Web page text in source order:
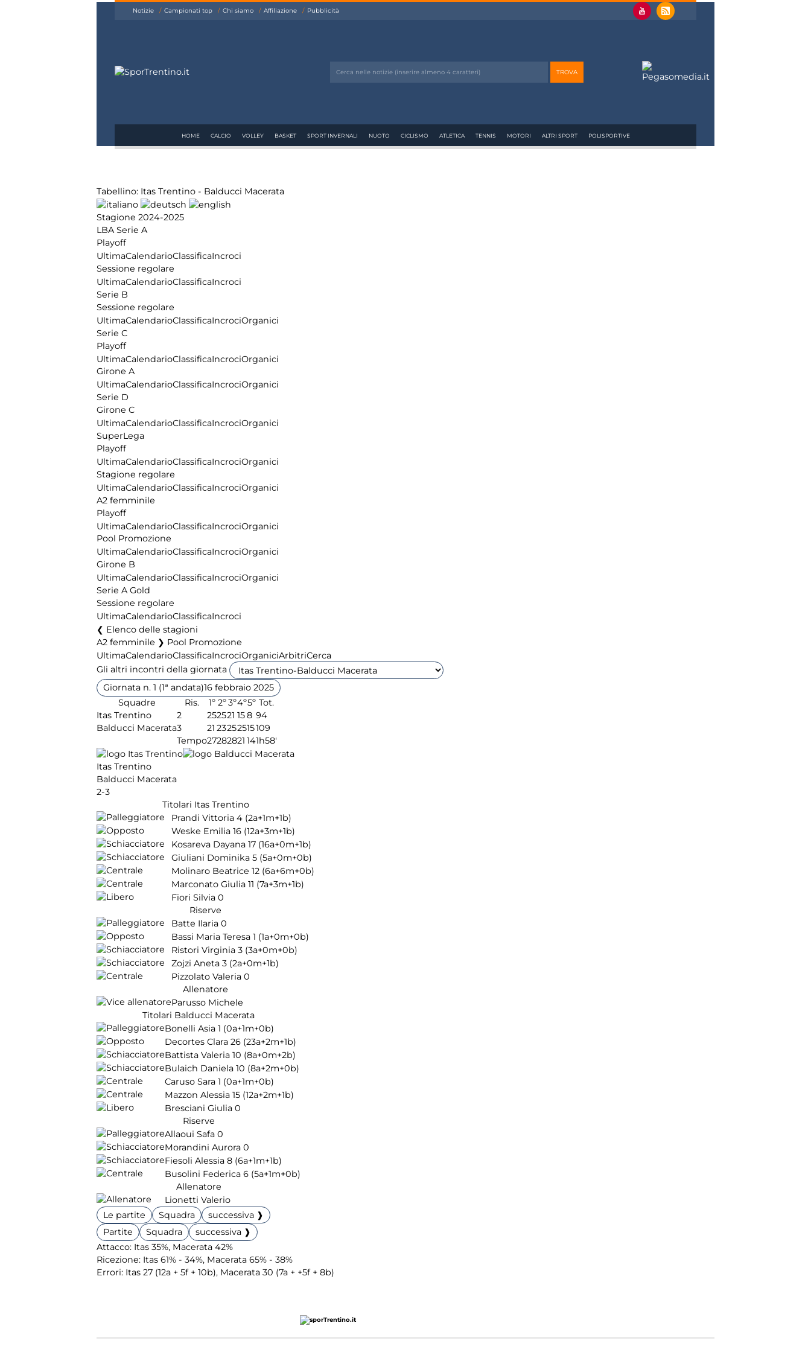
Notizie Campionati top Chi siamo Affiliazione Pubblicità
HOME CALCIO VOLLEY BASKET SPORT INVERNALI NUOTO CICLISMO ATLETICA TENNIS MOTORI ALTRI SPORT POLISPORTIVE
Tabellino: Itas Trentino - Balducci Macerata
Stagione 2024-2025
LBA Serie A
Playoff
UltimaCalendarioClassificaIncroci
Sessione regolare
UltimaCalendarioClassificaIncroci
Serie B
Sessione regolare
UltimaCalendarioClassificaIncrociOrganici
Serie C
Playoff
UltimaCalendarioClassificaIncrociOrganici
Girone A
UltimaCalendarioClassificaIncrociOrganici
Serie D
Girone C
UltimaCalendarioClassificaIncrociOrganici
SuperLega
Playoff
UltimaCalendarioClassificaIncrociOrganici
Stagione regolare
UltimaCalendarioClassificaIncrociOrganici
A2 femminile
Playoff
UltimaCalendarioClassificaIncrociOrganici
Pool Promozione
UltimaCalendarioClassificaIncrociOrganici
Girone B
UltimaCalendarioClassificaIncrociOrganici
Serie A Gold
Sessione regolare
UltimaCalendarioClassificaIncroci
Elenco delle stagioni
A2 femminile ❯ Pool Promozione
UltimaCalendarioClassificaIncrociOrganiciArbitriCerca
Gli altri incontri della giornata
Giornata n. 1 (1ª andata)16 febbraio 2025
Squadre
Ris. 1º 2º3º4º5º Tot.
Itas Trentino
2 252521 158 94
Balducci Macerata3 21 23252515109
Tempo27282821 141h58'
Itas Trentino
Balducci Macerata
2-3
Titolari Itas Trentino
Prandi Vittoria 4 (2a+1m+1b)
Weske Emilia 16 (12a+3m+1b)
Kosareva Dayana 17 (16a+0m+1b)
Giuliani Dominika 5 (5a+0m+0b)
Molinaro Beatrice 12 (6a+6m+0b)
Marconato Giulia 11 (7a+3m+1b)
Fiori Silvia 0
Riserve
Batte Ilaria 0
Bassi Maria Teresa 1 (1a+0m+0b)
Ristori Virginia 3 (3a+0m+0b)
Zojzi Aneta 3 (2a+0m+1b)
Pizzolato Valeria 0
Allenatore
Parusso Michele
Titolari Balducci Macerata
Bonelli Asia 1 (0a+1m+0b)
Decortes Clara 26 (23a+2m+1b)
Battista Valeria 10 (8a+0m+2b)
Bulaich Daniela 10 (8a+2m+0b)
Caruso Sara 1 (0a+1m+0b)
Mazzon Alessia 15 (12a+2m+1b)
Bresciani Giulia 0
Riserve
Allaoui Safa 0
Morandini Aurora 0
Fiesoli Alessia 8 (6a+1m+1b)
Busolini Federica 6 (5a+1m+0b)
Allenatore
Lionetti Valerio
Le partite
Squadra
successiva ❱
Partite
Squadra
successiva ❱
Attacco: Itas 35%, Macerata 42%
Ricezione: Itas 61% - 34%, Macerata 65% - 38%
Errori: Itas 27 (12a + 5f + 10b), Macerata 30 (7a + +5f + 8b)